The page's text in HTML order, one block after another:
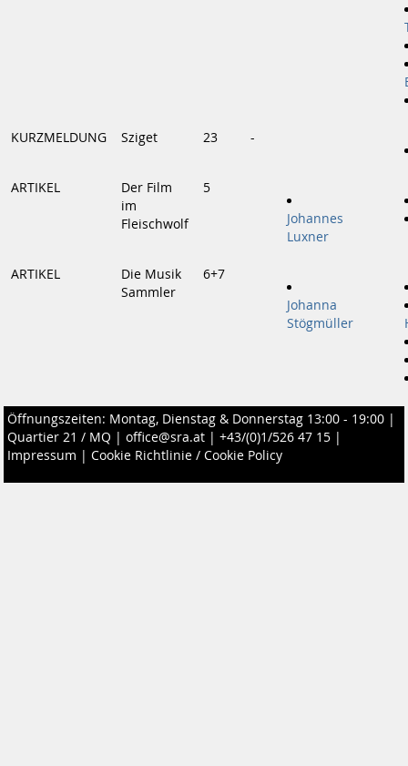
KURZMELDUNG Sziget 23 -
ARTIKEL
Der Film
im
Fleischwolf
5
Johannes
Luxner
ARTIKEL
Die Musik
Sammler
6+7
Johanna
Stögmüller
Öffnungszeiten: Montag, Dienstag & Donnerstag 13:00 - 19:00 |
Quartier 21 / MQ | office@sra.at | +43/(0)1/526 47 15 |
Impressum | Cookie Richtlinie / Cookie Policy